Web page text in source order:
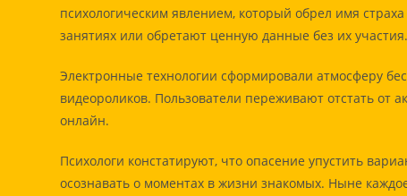
психологическим явлением, который обрел имя
занятиях или обретают ценную данные без их участия.
Электронные технологии сформировали атмосферу
видеороликов. Пользователи переживают отстать от
онлайн.
Психологи констатируют, что опасение упустить
осознавать о моментах в жизни знакомых. Ныне